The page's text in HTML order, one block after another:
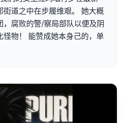
街道之中在步履维艰。 她大概
，腐败的警/察局部队以便及阴
怪物！ 能赞成她本身己的，单